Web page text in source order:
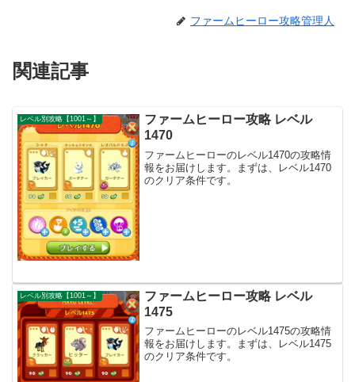
ファームヒーロー攻略管理人
関連記事
レベル別攻略【1001～】
ファームヒーロー攻略 レベル
1470
ファームヒーローのレベル1470の攻略情
報をお届けします。まずは、レベル1470
のクリア条件です。
レベル別攻略【1001～】
ファームヒーロー攻略 レベル
1475
ファームヒーローのレベル1475の攻略情
報をお届けします。まずは、レベル1475
のクリア条件です。